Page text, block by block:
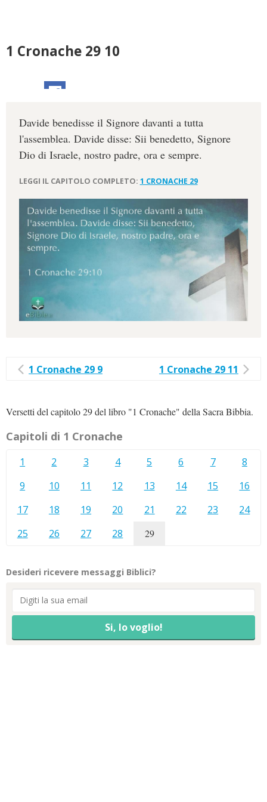
1 Cronache 29 10
Davide benedisse il Signore davanti a tutta
l'assemblea. Davide disse: Sii benedetto, Signore
Dio di Israele, nostro padre, ora e sempre.
LEGGI IL CAPITOLO COMPLETO: 1 CRONACHE 29
1 Cronache 29 9 1 Cronache 29 11
Versetti del capitolo 29 del libro "1 Cronache" della Sacra Bibbia.
Capitoli di 1 Cronache
1 2 3 4 5 6 7
8
9
10 11 12 13 14 15
16
17
18 19 20 21 22 23
24
25
26 27 28 29
Desideri ricevere messaggi Biblici?